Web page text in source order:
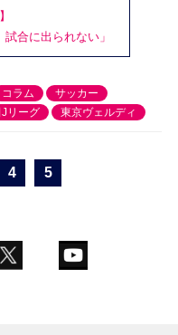
合に出られない」
コラム
サッカー
リーグ 東京ヴェルディ
4 5